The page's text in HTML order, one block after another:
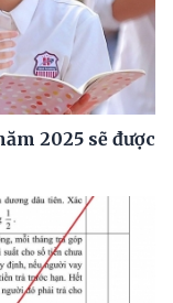
2025 sẽ được